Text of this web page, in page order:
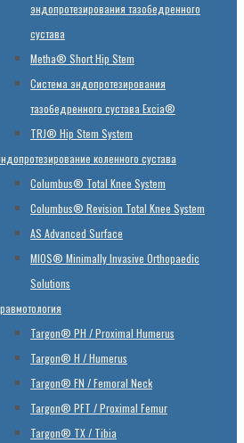
эндопротезирования тазобедренного
сустава
Metha® Short Hip Stem
Система эндопротезирования
тазобедренного сустава Excia®
TRJ® Hip Stem System
коленного сустава
Columbus® Total Knee System
Columbus® Revision Total Knee System
AS Advanced Surface
MIOS® Minimally Invasive Orthopaedic
Solutions
Targon® PH / Proximal Humerus
Targon® H / Humerus
Targon® FN / Femoral Neck
Targon® PFT / Proximal Femur
Targon® TX / Tibia